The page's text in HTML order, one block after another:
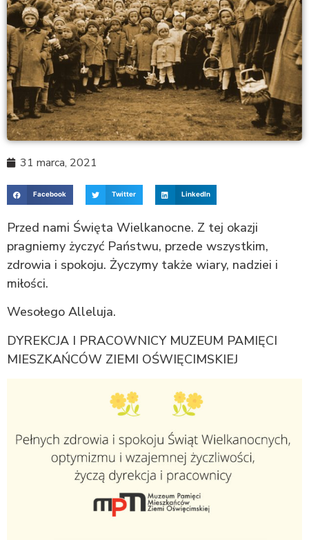
31 marca, 2021
Facebook Twitter LinkedIn
Przed nami Święta Wielkanocne. Z tej okazji
pragniemy życzyć Państwu, przede wszystkim,
zdrowia i spokoju. Życzymy także wiary, nadziei i
miłości.
Wesołego Alleluja.
DYREKCJA I PRACOWNICY MUZEUM PAMIĘCI
MIESZKAŃCÓW ZIEMI OŚWIĘCIMSKIEJ